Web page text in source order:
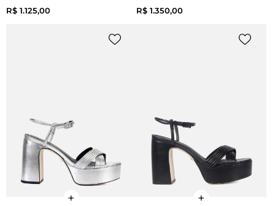
R$ 1.125,00 R$ 1.350,00